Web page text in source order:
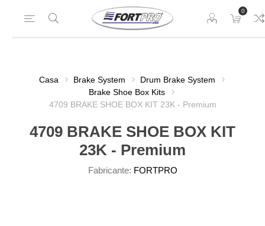
0
Casa Brake System
Drum Brake System
Brake Shoe Box Kits
4709 BRAKE SHOE BOX KIT 23K - Premium
4709 BRAKE SHOE BOX KIT
23K - Premium
Fabricante: FORTPRO